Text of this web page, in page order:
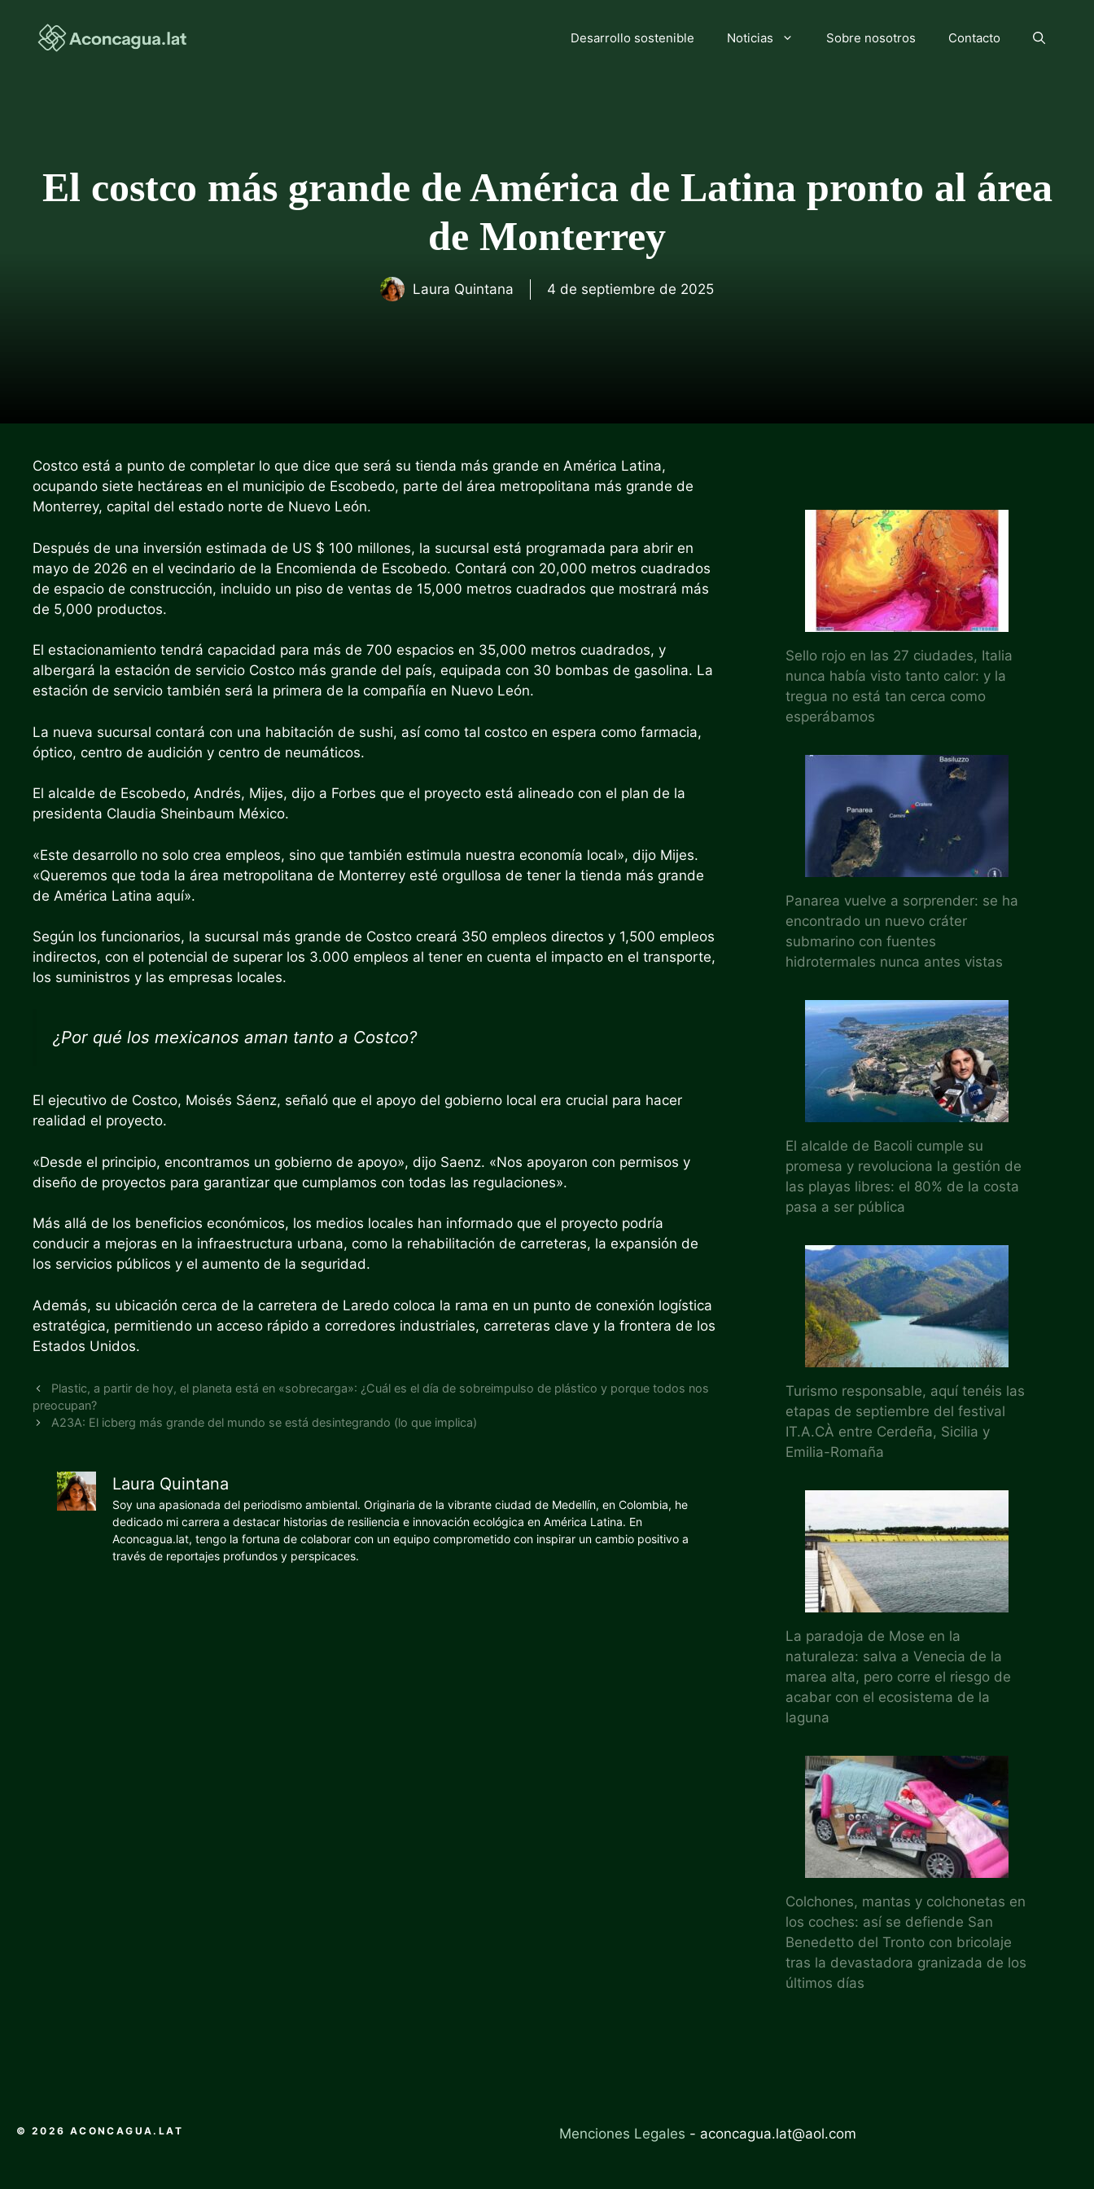
contenido
Desarrollo sostenible Noticias Sobre nosotros Contacto
El costco más grande de América de Latina pronto al área
de Monterrey
Laura Quintana 4 de septiembre de 2025
Costco está a punto de completar lo que dice que será su tienda más grande en América Latina,
ocupando siete hectáreas en el municipio de Escobedo, parte del área metropolitana más grande de
Monterrey, capital del estado norte de Nuevo León.
Después de una inversión estimada de US $ 100 millones, la sucursal está programada para abrir en
mayo de 2026 en el vecindario de la Encomienda de Escobedo. Contará con 20,000 metros cuadrados
de espacio de construcción, incluido un piso de ventas de 15,000 metros cuadrados que mostrará más
de 5,000 productos.
El estacionamiento tendrá capacidad para más de 700 espacios en 35,000 metros cuadrados, y
albergará la estación de servicio Costco más grande del país, equipada con 30 bombas de gasolina. La
estación de servicio también será la primera de la compañía en Nuevo León.
La nueva sucursal contará con una habitación de sushi, así como tal costco en espera como farmacia,
óptico, centro de audición y centro de neumáticos.
El alcalde de Escobedo, Andrés, Mijes, dijo a Forbes que el proyecto está alineado con el plan de la
presidenta Claudia Sheinbaum México.
«Este desarrollo no solo crea empleos, sino que también estimula nuestra economía local», dijo Mijes.
«Queremos que toda la área metropolitana de Monterrey esté orgullosa de tener la tienda más grande
de América Latina aquí».
Según los funcionarios, la sucursal más grande de Costco creará 350 empleos directos y 1,500 empleos
indirectos, con el potencial de superar los 3.000 empleos al tener en cuenta el impacto en el transporte,
los suministros y las empresas locales.
¿Por qué los mexicanos aman tanto a Costco?
El ejecutivo de Costco, Moisés Sáenz, señaló que el apoyo del gobierno local era crucial para hacer
realidad el proyecto.
«Desde el principio, encontramos un gobierno de apoyo», dijo Saenz. «Nos apoyaron con permisos y
diseño de proyectos para garantizar que cumplamos con todas las regulaciones».
Más allá de los beneficios económicos, los medios locales han informado que el proyecto podría
conducir a mejoras en la infraestructura urbana, como la rehabilitación de carreteras, la expansión de
los servicios públicos y el aumento de la seguridad.
Además, su ubicación cerca de la carretera de Laredo coloca la rama en un punto de conexión logística
estratégica, permitiendo un acceso rápido a corredores industriales, carreteras clave y la frontera de los
Estados Unidos.
Plastic, a partir de hoy, el planeta está en «sobrecarga»: ¿Cuál es el día de sobreimpulso de plástico y porque todos nos
preocupan?
A23A: El icberg más grande del mundo se está desintegrando (lo que implica)
Laura Quintana
Soy una apasionada del periodismo ambiental. Originaria de la vibrante ciudad de Medellín, en Colombia, he
dedicado mi carrera a destacar historias de resiliencia e innovación ecológica en América Latina. En
Aconcagua.lat, tengo la fortuna de colaborar con un equipo comprometido con inspirar un cambio positivo a
través de reportajes profundos y perspicaces.
Sello rojo en las 27 ciudades, Italia
nunca había visto tanto calor: y la
tregua no está tan cerca como
esperábamos
Panarea vuelve a sorprender: se ha
encontrado un nuevo cráter
submarino con fuentes
hidrotermales nunca antes vistas
El alcalde de Bacoli cumple su
promesa y revoluciona la gestión de
las playas libres: el 80% de la costa
pasa a ser pública
Turismo responsable, aquí tenéis las
etapas de septiembre del festival
IT.A.CÀ entre Cerdeña, Sicilia y
Emilia-Romaña
La paradoja de Mose en la
naturaleza: salva a Venecia de la
marea alta, pero corre el riesgo de
acabar con el ecosistema de la
laguna
Colchones, mantas y colchonetas en
los coches: así se defiende San
Benedetto del Tronto con bricolaje
tras la devastadora granizada de los
últimos días
© 2026 ACONCAGUA.LAT Menciones Legales - aconcagua.lat@aol.com